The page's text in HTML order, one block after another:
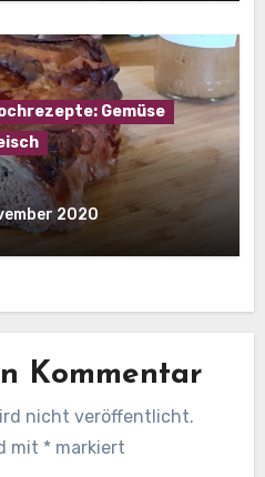
Gemüse
2020
Kommentar
nicht veröffentlicht.
mit * markiert